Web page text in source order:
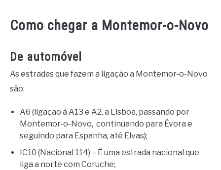
Como chegar a Montemor-o-Novo
De automóvel
As estradas que fazem a ligação a Montemor-o-Novo
são:
A6 (ligação à A13 e A2, a Lisboa, passando por
Montemor-o-Novo, continuando para Évora e
seguindo para Espanha, até Elvas);
IC10 (Nacional 114) – É uma estrada nacional que
liga a norte com Coruche;